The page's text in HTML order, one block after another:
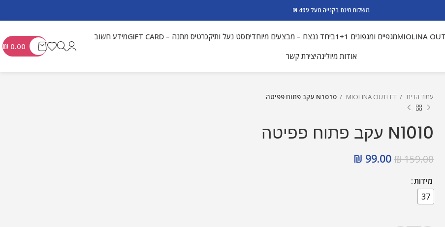
משלוח חינם בקנייה מעל 499 ₪
MIOLINAמגפיים ומגפונים 1+1 ביחד ננצח – מבצעים מיוחדיםסט נעל ותיקכרטיס מתנה – GIFT CARD
מידע חשוב
אודות מיולינהיצירת קשר
₪ 0.00
עמוד הבית MIOLINA OUTLET N1010 עקב פתוח פפיטה
N1010 עקב פתוח פפיטה
₪159.00
₪ 99.00
מידות
37